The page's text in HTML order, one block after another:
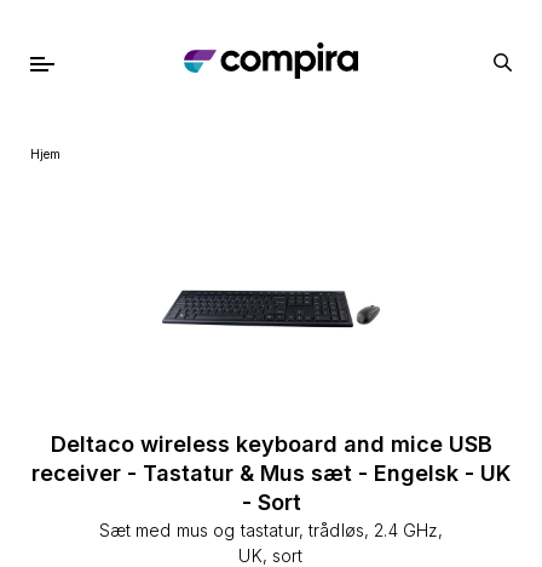
Hjem
Deltaco wireless keyboard and mice USB
receiver - Tastatur & Mus sæt - Engelsk - UK
- Sort
Sæt med mus og tastatur, trådløs, 2.4 GHz,
UK, sort